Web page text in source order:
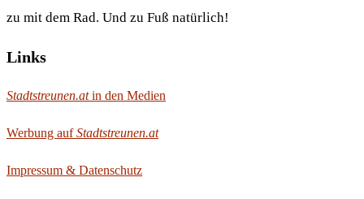
zu mit dem Rad. Und zu Fuß natürlich!
Links
Stadtstreunen.atin den Medien
Werbung aufStadtstreunen.at
Impressum & Datenschutz